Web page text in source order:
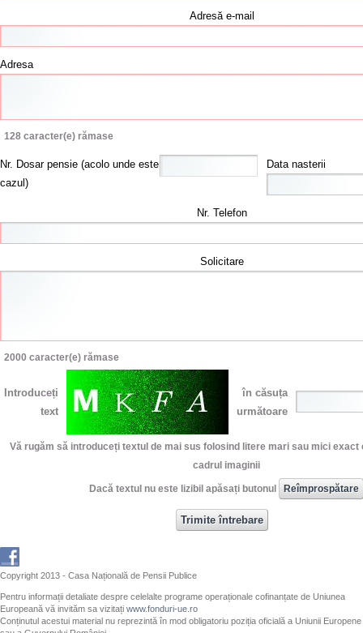
Adresă e-mail
Adresa
128 caracter(e) rămase
Nr. Dosar pensie (acolo unde este
cazul)
Data nasterii
Nr. Telefon
Solicitare
2000 caracter(e) rămase
Introduceți
text
în căsuța
următoare
Vă rugăm să introduceți textul de mai sus folosind litere mari sau mici exact
cadrul imaginii
Dacă textul nu este lizibil apăsați butonul
Copyright 2013 - Casa Națională de Pensii Publice
Pentru informații detaliate despre celelalte programe operaționale cofinanțate de Uniunea
Europeană vă invităm sa vizitați www.fonduri-ue.ro
Conținutul acestui material nu reprezintă în mod obligatoriu poziția oficială a Uniunii Europene